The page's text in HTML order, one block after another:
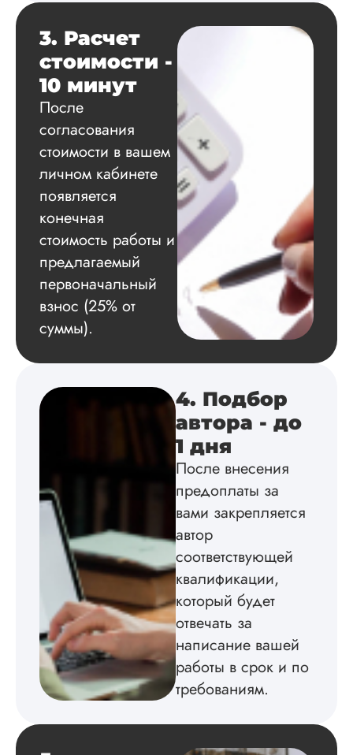
исследования,
грамотно
расчеты и подвел
Вид работы:
Диссертация
Дата:2024-11-20
Удобная форма
оплаты, есть
официальный
работу выполнили
оговоренные
сдачи,
соответствии с
Взаимодействие с
клиентами
по всем вопросам.
Благодарен.
Инна
Диссертация
Магистерскую
Грамотно
3. Расчет
стоимости -
10 минут
После
согласования
стоимости в вашем
личном кабинете
появляется
конечная
стоимость работы и
предлагаемый
первоначальный
взнос (25% от
суммы).
4. Подбор
автора - до
1 дня
После внесения
предоплаты за
вами закрепляется
автор
соответствующей
квалификации,
который будет
отвечать за
написание вашей
работы в срок и по
требованиям.